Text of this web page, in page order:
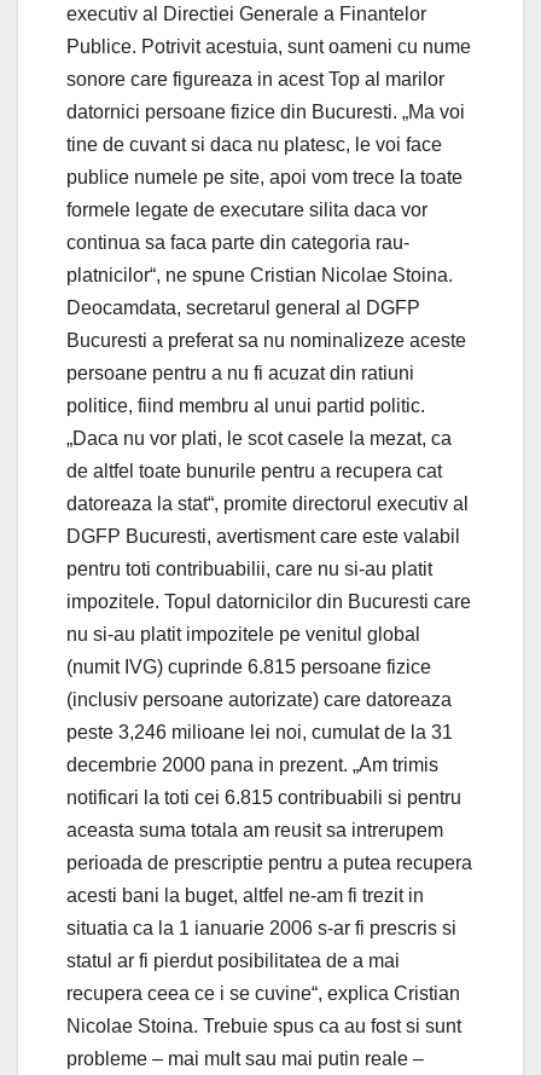
executiv al Directiei Generale a Finantelor
Publice. Potrivit acestuia, sunt oameni cu nume
sonore care figureaza in acest Top al marilor
datornici persoane fizice din Bucuresti. „Ma voi
tine de cuvant si daca nu platesc, le voi face
publice numele pe site, apoi vom trece la toate
formele legate de executare silita daca vor
continua sa faca parte din categoria rau-
platnicilor“, ne spune Cristian Nicolae Stoina.
Deocamdata, secretarul general al DGFP
Bucuresti a preferat sa nu nominalizeze aceste
persoane pentru a nu fi acuzat din ratiuni
politice, fiind membru al unui partid politic.
„Daca nu vor plati, le scot casele la mezat, ca
de altfel toate bunurile pentru a recupera cat
datoreaza la stat“, promite directorul executiv al
DGFP Bucuresti, avertisment care este valabil
pentru toti contribuabilii, care nu si-au platit
impozitele. Topul datornicilor din Bucuresti care
nu si-au platit impozitele pe venitul global
(numit IVG) cuprinde 6.815 persoane fizice
(inclusiv persoane autorizate) care datoreaza
peste 3,246 milioane lei noi, cumulat de la 31
decembrie 2000 pana in prezent. „Am trimis
notificari la toti cei 6.815 contribuabili si pentru
aceasta suma totala am reusit sa intrerupem
perioada de prescriptie pentru a putea recupera
acesti bani la buget, altfel ne-am fi trezit in
situatia ca la 1 ianuarie 2006 s-ar fi prescris si
statul ar fi pierdut posibilitatea de a mai
recupera ceea ce i se cuvine“, explica Cristian
Nicolae Stoina. Trebuie spus ca au fost si sunt
probleme – mai mult sau mai putin reale –